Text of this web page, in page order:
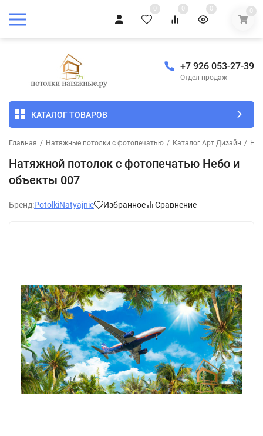
0 0 0 0
+7 926 053-27-39
Отдел продаж
КАТАЛОГ ТОВАРОВ
Главная / Натяжные потолки с фотопечатью / Каталог Арт Дизайн /
Натяжной потолок с фотопечатью Небо и
объекты 007
Бренд:PotolkiNatyajnie Избранное Сравнение